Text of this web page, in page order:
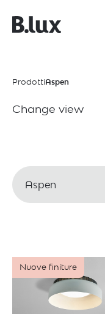
ProdottiAspen
Change view
Aspen
Nuove finiture